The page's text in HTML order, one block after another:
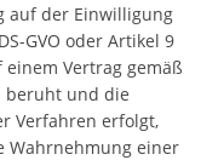
auf der Einwilligung
GVO oder Artikel 9
einem Vertrag gemäß
beruht und die
Verfahren erfolgt,
Wahrnehmung einer